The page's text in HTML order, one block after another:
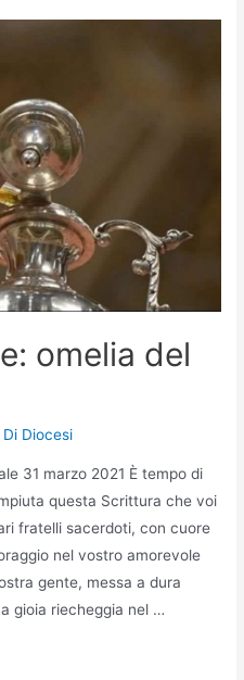
omelia del
Di Diocesi
31 marzo 2021 È tempo di
questa Scrittura che voi
fratelli sacerdoti, con cuore
nel vostro amorevole
gente, messa a dura
gioia riecheggia nel …